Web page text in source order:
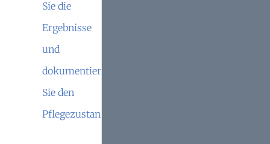
Sie die
Ergebnisse
und
dokumentieren
Sie den
Pflegezustand